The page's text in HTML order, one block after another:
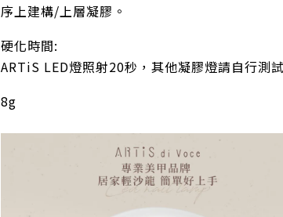
序上建構/上層凝膠。
硬化時間:
ARTiS LED燈照射20秒，其他凝膠燈請自行測
8g